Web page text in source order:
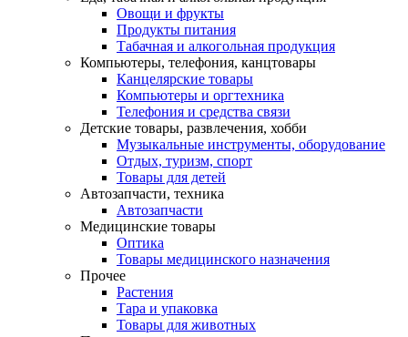
Овощи и фрукты
Продукты питания
Табачная и алкогольная продукция
Компьютеры, телефония, канцтовары
Канцелярские товары
Компьютеры и оргтехника
Телефония и средства связи
Детские товары, развлечения, хобби
Музыкальные инструменты, оборудование
Отдых, туризм, спорт
Товары для детей
Автозапчасти, техника
Автозапчасти
Медицинские товары
Оптика
Товары медицинского назначения
Прочее
Растения
Тара и упаковка
Товары для животных